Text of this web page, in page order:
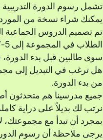
تشمل رسوم الدورة
يمكنك شراء نسخة من
سوى طالبين قبل بدء الدورة،
من بدء الدورة.
جميع مدرسينا هم متحدثون
نرتب لك بديلاً على دراية
بمجرد أن تبدأ مع مجموعتك،
يرجى ملاحظة أن رسوم